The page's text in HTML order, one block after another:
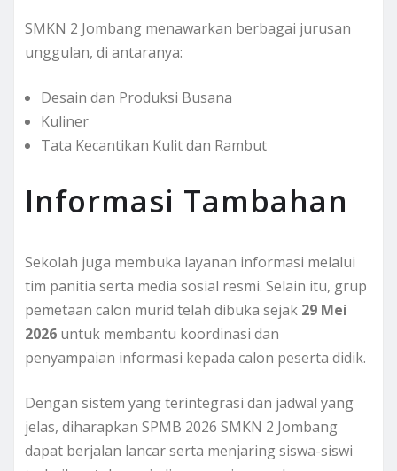
SMKN 2 Jombang menawarkan berbagai jurusan
unggulan, di antaranya:
Desain dan Produksi Busana
Kuliner
Tata Kecantikan Kulit dan Rambut
Informasi Tambahan
Sekolah juga membuka layanan informasi melalui
tim panitia serta media sosial resmi. Selain itu, grup
pemetaan calon murid telah dibuka sejak 29 Mei
2026 untuk membantu koordinasi dan
penyampaian informasi kepada calon peserta didik.
Dengan sistem yang terintegrasi dan jadwal yang
jelas, diharapkan SPMB 2026 SMKN 2 Jombang
dapat berjalan lancar serta menjaring siswa-siswi